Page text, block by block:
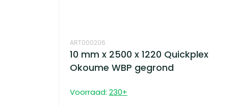
ART000206
10 mm x 2500 x 1220 Quickplex
Okoume WBP gegrond
Voorraad: 230+